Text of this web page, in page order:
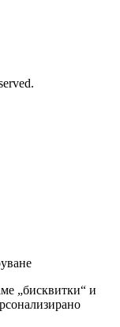
„бисквитки“ и